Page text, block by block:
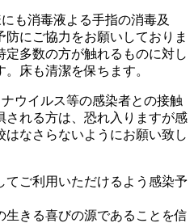
も消毒液よる手指の消毒及
にご協力をお願いしておりま
多数の方が触れるものに対し
床も清潔を保ちます。
ウイルス等の感染者との接触
される方は、恐れ入りますが感
なさらないようにお願い致し
てご利用いただけるよう感染予
生きる喜びの源であることを信